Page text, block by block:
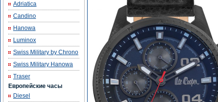
Adriatica
Candino
Hanowa
Luminox
Swiss Military by Chrono
Swiss Military Hanowa
Traser
Европейские часы
Diesel